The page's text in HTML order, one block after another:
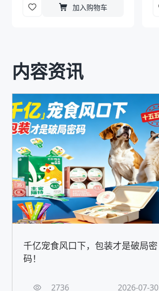
加入购物车
内容资讯
千亿宠食风口下，包装才是破局密
码！
2736 2026-07-30